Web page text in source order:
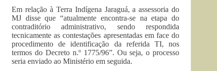
Em relação à Terra Indígena Jaraguá, a assessoria do
MJ disse que “atualmente encontra-se na etapa do
contraditório administrativo, sendo respondida
tecnicamente as contestações apresentadas em face do
procedimento de identificação da referida TI, nos
termos do Decreto n.º 1775/96”. Ou seja, o processo
seria enviado ao Ministério em seguida.